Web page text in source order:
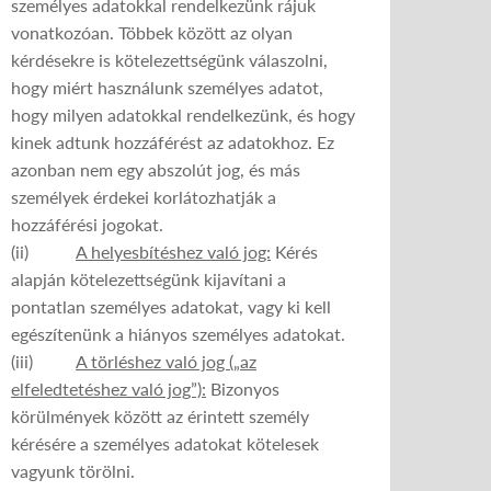
személyes adatokkal rendelkezünk rájuk
vonatkozóan. Többek között az olyan
kérdésekre is kötelezettségünk válaszolni,
hogy miért használunk személyes adatot,
hogy milyen adatokkal rendelkezünk, és hogy
kinek adtunk hozzáférést az adatokhoz. Ez
azonban nem egy abszolút jog, és más
személyek érdekei korlátozhatják a
hozzáférési jogokat.
(ii) A helyesbítéshez való jog: Kérés
alapján kötelezettségünk kijavítani a
pontatlan személyes adatokat, vagy ki kell
egészítenünk a hiányos személyes adatokat.
(iii) A törléshez való jog („az
elfeledtetéshez való jog”): Bizonyos
körülmények között az érintett személy
kérésére a személyes adatokat kötelesek
vagyunk törölni.